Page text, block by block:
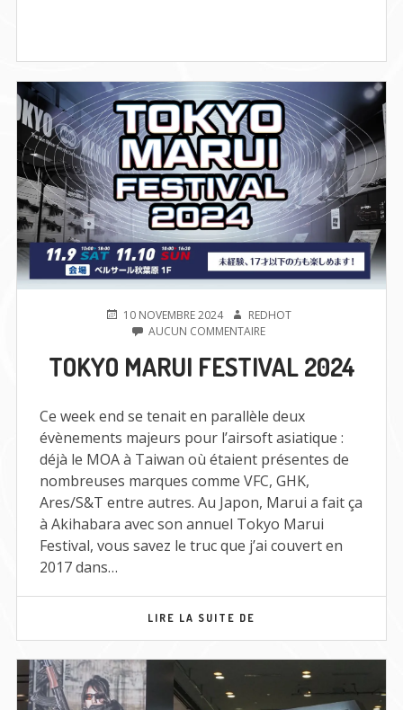
PUBLIÉ10 NOVEMBRE 2024 AUTEUR
REDHOT
AUCUN COMMENTAIRESUR
MARUI
FESTIVAL
TOKYO MARUI FESTIVAL 2024
Ce week end se tenait en parallèle deux
évènements majeurs pour l’airsoft asiatique :
déjà le MOA à Taiwan où étaient présentes de
nombreuses marques comme VFC, GHK,
Ares/S&T entre autres. Au Japon, Marui a fait ça
à Akihabara avec son annuel Tokyo Marui
Festival, vous savez le truc que j’ai couvert en
2017 dans…
LIRE LA SUITE DE